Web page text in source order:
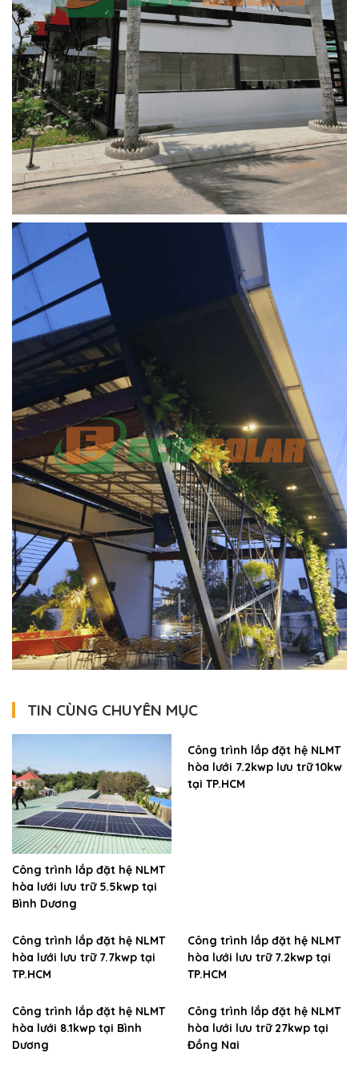
TIN CÙNG CHUYÊN MỤC
Công trình lắp đặt hệ NLMT
hòa lưới lưu trữ 5.5kwp tại
Bình Dương
Công trình lắp đặt hệ NLMT
hòa lưới 7.2kwp lưu trữ 10kw
tại TP.HCM
Công trình lắp đặt hệ NLMT
hòa lưới lưu trữ 7.7kwp tại
TP.HCM
Công trình lắp đặt hệ NLMT
hòa lưới lưu trữ 7.2kwp tại
TP.HCM
Công trình lắp đặt hệ NLMT
hòa lưới 8.1kwp tại Bình
Dương
Công trình lắp đặt hệ NLMT
hòa lưới lưu trữ 27kwp tại
Đồng Nai